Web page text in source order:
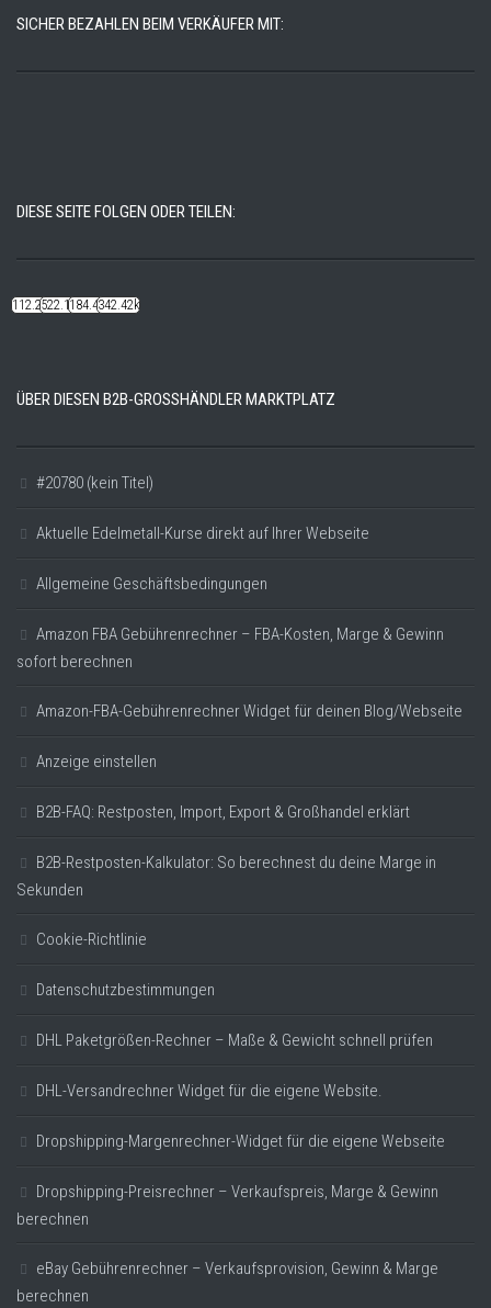
SICHER BEZAHLEN BEIM VERKÄUFER MIT:
DIESE SEITE FOLGEN ODER TEILEN:
112.22k522.14k184.48k342.42k
ÜBER DIESEN B2B-GROSSHÄNDLER MARKTPLATZ
#20780 (kein Titel)
Aktuelle Edelmetall-Kurse direkt auf Ihrer Webseite
Allgemeine Geschäftsbedingungen
Amazon FBA Gebührenrechner – FBA-Kosten, Marge & Gewinn
sofort berechnen
Amazon-FBA-Gebührenrechner Widget für deinen Blog/Webseite
Anzeige einstellen
B2B-FAQ: Restposten, Import, Export & Großhandel erklärt
B2B-Restposten-Kalkulator: So berechnest du deine Marge in
Sekunden
Cookie-Richtlinie
Datenschutzbestimmungen
DHL Paketgrößen-Rechner – Maße & Gewicht schnell prüfen
DHL-Versandrechner Widget für die eigene Website.
Dropshipping-Margenrechner-Widget für die eigene Webseite
Dropshipping-Preisrechner – Verkaufspreis, Marge & Gewinn
berechnen
eBay Gebührenrechner – Verkaufsprovision, Gewinn & Marge
berechnen